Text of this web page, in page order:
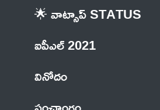
🌟 వాట్సాప్ STATUS
ఐపీఎల్ 2021
వినోదం